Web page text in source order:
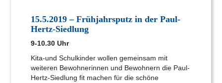
15.5.2019 – Frühjahrsputz in der Paul-
Hertz-Siedlung
9-10.30 Uhr
Kita-und Schulkinder wollen gemeinsam mit
weiteren Bewohnerinnen und Bewohnern die Paul-
Hertz-Siedlung fit machen für die schöne